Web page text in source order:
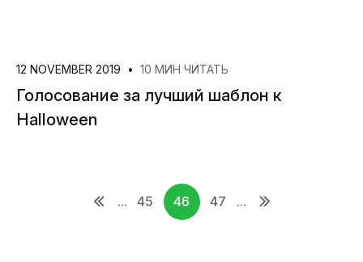
12 NOVEMBER 2019 • 10 МИН ЧИТАТЬ
Голосование за лучший шаблон к
Halloween
... 45 46 47 ...